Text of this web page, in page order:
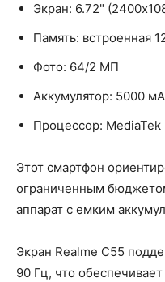
Экран: 6.72"
Память: встроенная
Фото: 64/2 МП
Аккумулятор: 5000
Процессор: MediaTek
Этот смартфон
ограниченным
аппарат с емким
Экран Realme C55
90 Гц, что